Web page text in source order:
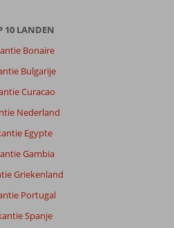
10 LANDEN
Bonaire
Bulgarije
Curacao
Nederland
Egypte
Gambia
Griekenland
Portugal
Spanje